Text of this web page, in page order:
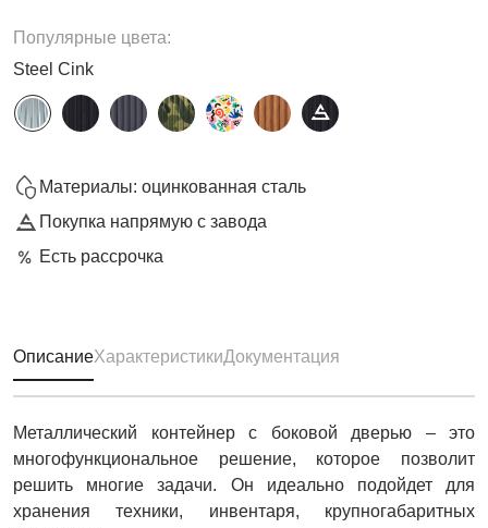
Популярные цвета:
Steel Cink
Материалы: оцинкованная сталь
Покупка напрямую с завода
Есть рассрочка
ОписаниеХарактеристикиДокументация
Металлический контейнер с боковой дверью – это
многофункциональное решение, которое позволит
решить многие задачи. Он идеально подойдет для
хранения техники, инвентаря, крупногабаритных